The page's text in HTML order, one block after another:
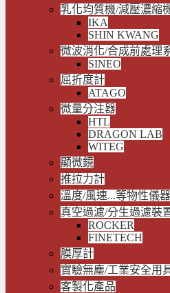
乳化均質機/減壓濃縮
IKA
SHIN KWANG
微波消化/合成前處理
SINEO
屈折度計
ATAGO
微量分注器
HTL
DRAGON LAB
WITEG
顯微鏡
推拉力計
溫度/風速...等物性儀器
真空過濾/分生過濾裝
ROCKER
FINETECH
膜厚計
實驗無塵/工業安全用
客製化產品